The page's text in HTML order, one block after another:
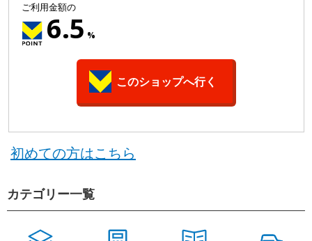
ご利用金額の
6.5 %
このショップへ行く
初めての方はこちら
カテゴリー一覧